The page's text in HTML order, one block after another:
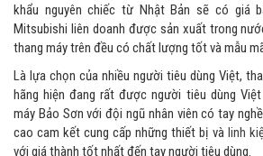
khẩu nguyên chiếc từ Nhật Bản sẽ có giá
Mitsubishi liên doanh được sản xuất trong
thang máy trên đều có chất lượng tốt và mẫu
Là lựa chọn của nhiều người tiêu dùng Việt,
hãng hiện đang rất được người tiêu dùng
máy Bảo Sơn với đội ngũ nhân viên có tay
cao cam kết cung cấp những thiết bị và linh
với giá thành tốt nhất đến tay người tiêu dùng.